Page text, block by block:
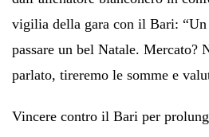
vigilia della gara con il Bari:
passare un bel Natale. Mercato?
parlato, tireremo le somme e
Vincere contro il Bari per